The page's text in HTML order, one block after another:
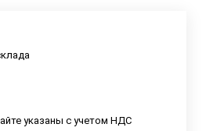
указаны с учетом НДС